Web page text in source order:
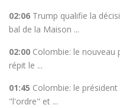
02:06 Trump qualifie la
bal de la Maison ...
02:00 Colombie: le
répit le ...
01:45 Colombie: le
"l'ordre" et ...